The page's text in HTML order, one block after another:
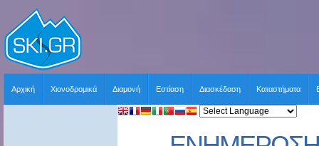
Αρχική Χιονοδρομικά Διαμονή Εστίαση Διασκέδαση Καταστήματα